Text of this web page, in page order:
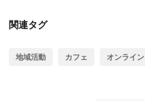
関連タグ
地域活動 カフェ オンライン